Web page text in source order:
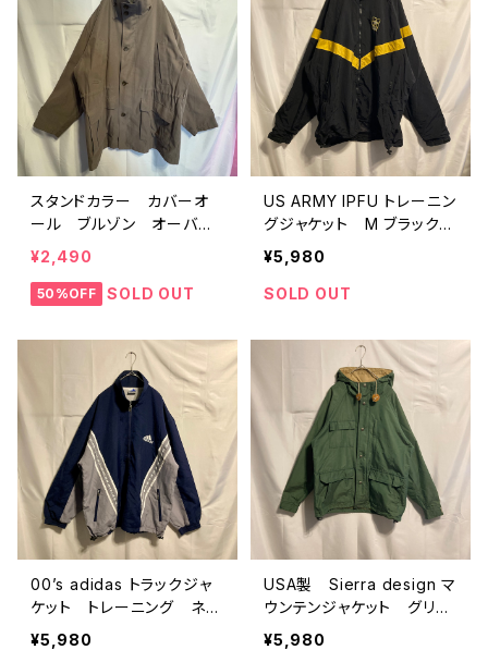
スタンドカラー カバーオ
ール ブルゾン オーバー
サイズ
¥2,490
50%OFF SOLD OUT
US ARMY IPFU トレーニン
グジャケット M ブラック
XXL
¥5,980
SOLD OUT
00’s adidas トラックジャ
ケット トレーニング ネイ
ビー ロゴ
¥5,980
USA製 Sierra design マ
ウンテンジャケット グリー
ン S
¥5,980